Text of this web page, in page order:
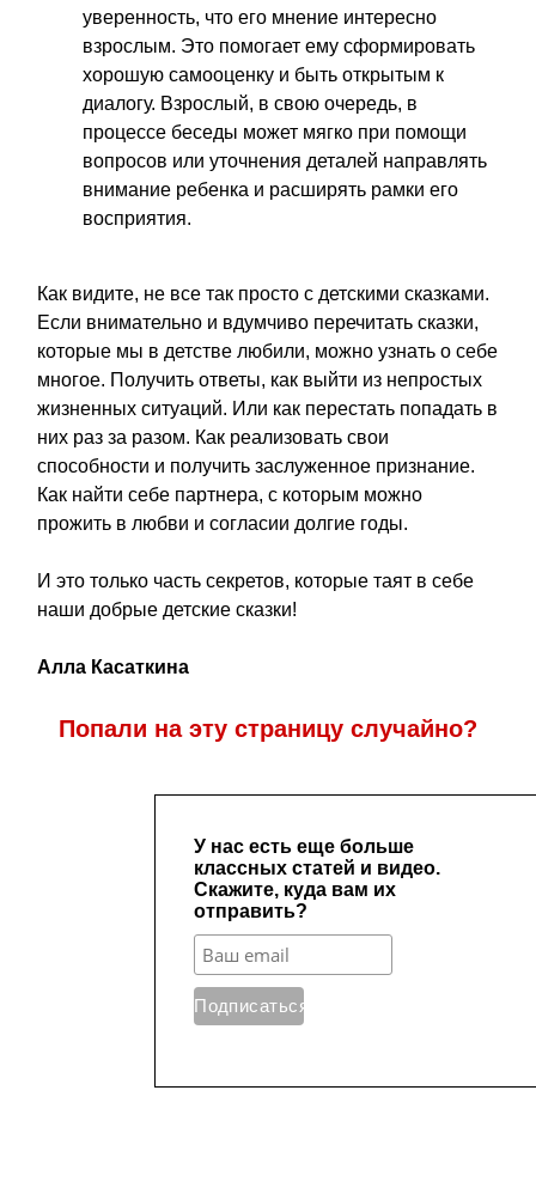
уверенность, что его мнение интересно
взрослым. Это помогает ему сформировать
хорошую самооценку и быть открытым к
диалогу. Взрослый, в свою очередь, в
процессе беседы может мягко при помощи
вопросов или уточнения деталей направлять
внимание ребенка и расширять рамки его
восприятия.
Как видите, не все так просто с детскими сказками.
Если внимательно и вдумчиво перечитать сказки,
которые мы в детстве любили, можно узнать о себе
многое. Получить ответы, как выйти из непростых
жизненных ситуаций. Или как перестать попадать в
них раз за разом. Как реализовать свои
способности и получить заслуженное признание.
Как найти себе партнера, с которым можно
прожить в любви и согласии долгие годы.
И это только часть секретов, которые таят в себе
наши добрые детские сказки!
Алла Касаткина
Попали на эту страницу случайно?